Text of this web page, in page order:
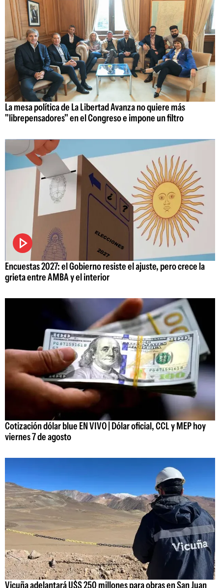
La mesa política de La Libertad Avanza no quiere más
"librepensadores" en el Congreso e impone un filtro
Encuestas 2027: el Gobierno resiste el ajuste, pero crece la
grieta entre AMBA y el interior
Cotización dólar blue EN VIVO | Dólar oficial, CCL y MEP hoy
viernes 7 de agosto
Vicuña adelantará U$S 250 millones para obras en San Juan